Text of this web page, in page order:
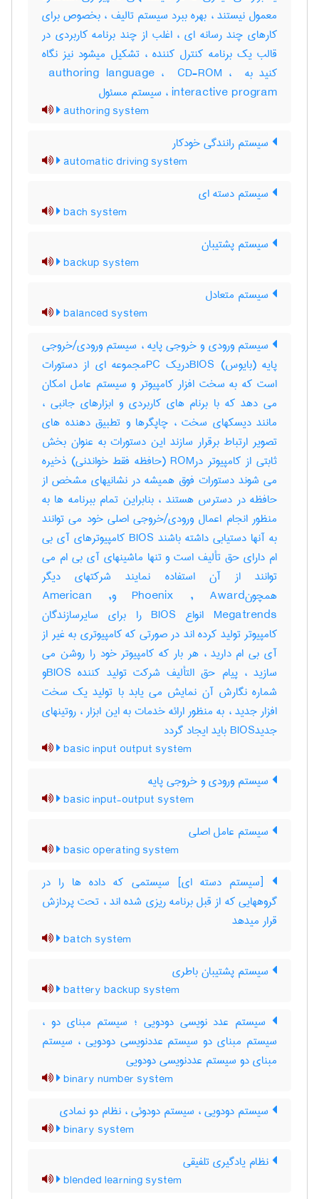
معمول نیستند ، بهره ببرد سیستم تالیف ، بخصوص برای
کارهای چند رسانه ای ، اغلب از چند برنامه کاربردی در
قالب یک برنامه کنترل کننده ، تشکیل میشود نیز نگاه
کنید به ‎ authoring language ، ‎ CD-ROM ، ‎
interactive program ، سیستم مسئول
authoring system
سیستم رانندگی خودکار
automatic driving system
سیستم دسته ای
bach system
سیستم پشتیبان
backup system
سیستم متعادل
balanced system
سیستم ورودی و خروجی پایه ، سیستم ورودی/خروجی
پایه (بایوس) BIOSدریک PCمجموعه ای از دستورات
است که به سخت افزار کامپیوتر و سیستم عامل امکان
می دهد که با برنام های کاربردی و ابزارهای جانبی ،
مانند دیسکهای سخت ، چاپگرها و تطبیق دهنده های
تصویر ارتباط برقرار سازند این دستورات به عنوان بخش
ثابتی از کامپیوتر درROM (حافظه فقط خواندنی) ذخیره
می شوند دستورات فوق همیشه در نشانیهای مشخص از
حافظه در دسترس هستند ، بنابراین تمام ببرنامه ها به
منظور انجام اعمال ورودی/خروجی اصلی خود می توانند
به آنها دستیابی داشته باشند BIOS کامپیوترهای آی بی
ام دارای حق تألیف است و تنها ماشینهای آی بی ام می
توانند از آن استفاده نمایند شرکتهای دیگر
همچونPhoenix , Award وAmerican ,
Megatrends انواع BIOS را برای سایرسازندگان
کامپیوتر تولید کرده اند در صورتی که کامپیوتری به غیر از
آی بی ام دارید ، هر بار که کامپیوتر خود را روشن می
سازید ، پیام حق التألیف شرکت تولید کننده BIOSو
شماره نگارش آن نمایش می یابد با تولید یک سخت
افزار جدید ، به منظور ارائه خدمات به این ابزار ، روتینهای
جدیدBIOS باید ایجاد گردد
basic input output system
سیستم ورودی و خروجی پایه
basic input-output system
سیستم عامل اصلی
basic operating system
[سیستم دسته ای] سیستمی که داده ها را در
گروههایی که از قبل برنامه ریزی شده اند ، تحت پردازش
قرار میدهد
batch system
سیستم پشتیبان باطری
battery backup system
سیستم عدد نویسی دودویی ؛ سیستم مبنای دو ،
سیستم مبنای دو سیستم عددنویسی دودویی ، سیستم
مبنای دو سیستم عددنویسی دودویی
binary number system
سیستم دودویی ، سیستم دودوئی ، نظام دو نمادی
binary system
نظام یادگیری تلفیقی
blended learning system